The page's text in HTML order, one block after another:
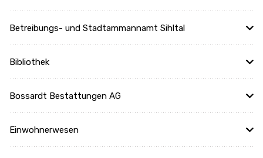
Betreibungs- und Stadtammannamt Sihltal
Bibliothek
Bossardt Bestattungen AG
Einwohnerwesen